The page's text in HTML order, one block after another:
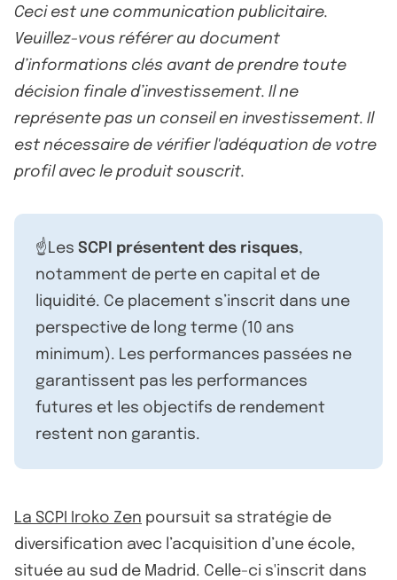
Ceci est une communication publicitaire.
Veuillez-vous référer au document
d’informations clés avant de prendre toute
décision finale d’investissement. Il ne
représente pas un conseil en investissement. Il
est nécessaire de vérifier l'adéquation de votre
profil avec le produit souscrit.
☝️Les SCPI présentent des risques,
notamment de perte en capital et de
liquidité. Ce placement s’inscrit dans une
perspective de long terme (10 ans
minimum). Les performances passées ne
garantissent pas les performances
futures et les objectifs de rendement
restent non garantis.
La SCPI Iroko Zen poursuit sa stratégie de
diversification avec l’acquisition d’une école,
située au sud de Madrid. Celle-ci s'inscrit dans